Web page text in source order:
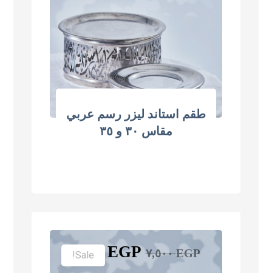
طقم استاند ليزر رسم عربي
مقاس ٣٠ و ٣٥
٧,٥٠٠EGP ٥,٩٠٠EGP
Sale!